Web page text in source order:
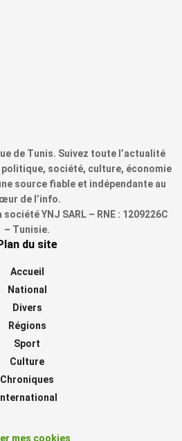
de Tunis. Suivez toute l’actualité
politique, société, culture, économie
source fiable et indépendante au
de l’info.
YNJ SARL – RNE : 1209226C
– Tunisie.
du site
Accueil
National
Divers
Régions
Sport
Culture
Chroniques
International
mes cookies